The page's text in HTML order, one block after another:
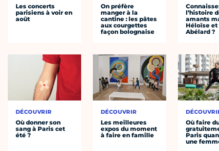
Les concerts
parisiens à voir en
août
DÉCOUVRIR
Où donner son
sang à Paris cet
été ?
On préfère
manger à la
cantine : les pâtes
aux courgettes
façon bolognaise
DÉCOUVRIR
Les meilleures
expos du moment
à faire en famille
l’histoire
amants
Héloïse et
Abélard ?
Où faire
Paris
une